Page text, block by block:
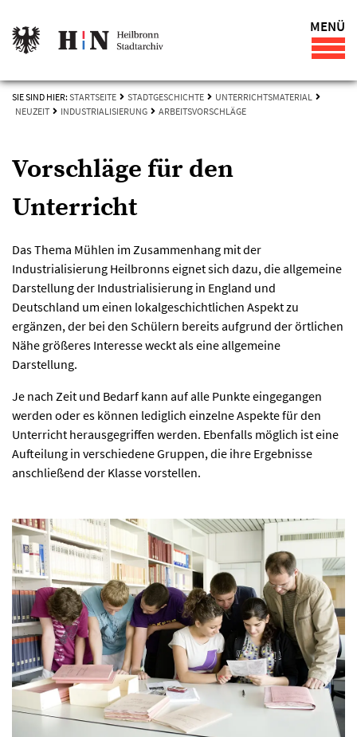
MENÜ
SIE SIND HIER: STARTSEITE STADTGESCHICHTE
UNTERRICHTSMATERIAL
NEUZEIT
INDUSTRIALISIERUNG ARBEITSVORSCHLÄGE
Vorschläge für den
Unterricht
Das Thema Mühlen im Zusammenhang mit der
Industrialisierung Heilbronns eignet sich dazu, die allgemeine
Darstellung der Industrialisierung in England und
Deutschland um einen lokalgeschichtlichen Aspekt zu
ergänzen, der bei den Schülern bereits aufgrund der örtlichen
Nähe größeres Interesse weckt als eine allgemeine
Darstellung.
Je nach Zeit und Bedarf kann auf alle Punkte eingegangen
werden oder es können lediglich einzelne Aspekte für den
Unterricht herausgegriffen werden. Ebenfalls möglich ist eine
Aufteilung in verschiedene Gruppen, die ihre Ergebnisse
anschließend der Klasse vorstellen.